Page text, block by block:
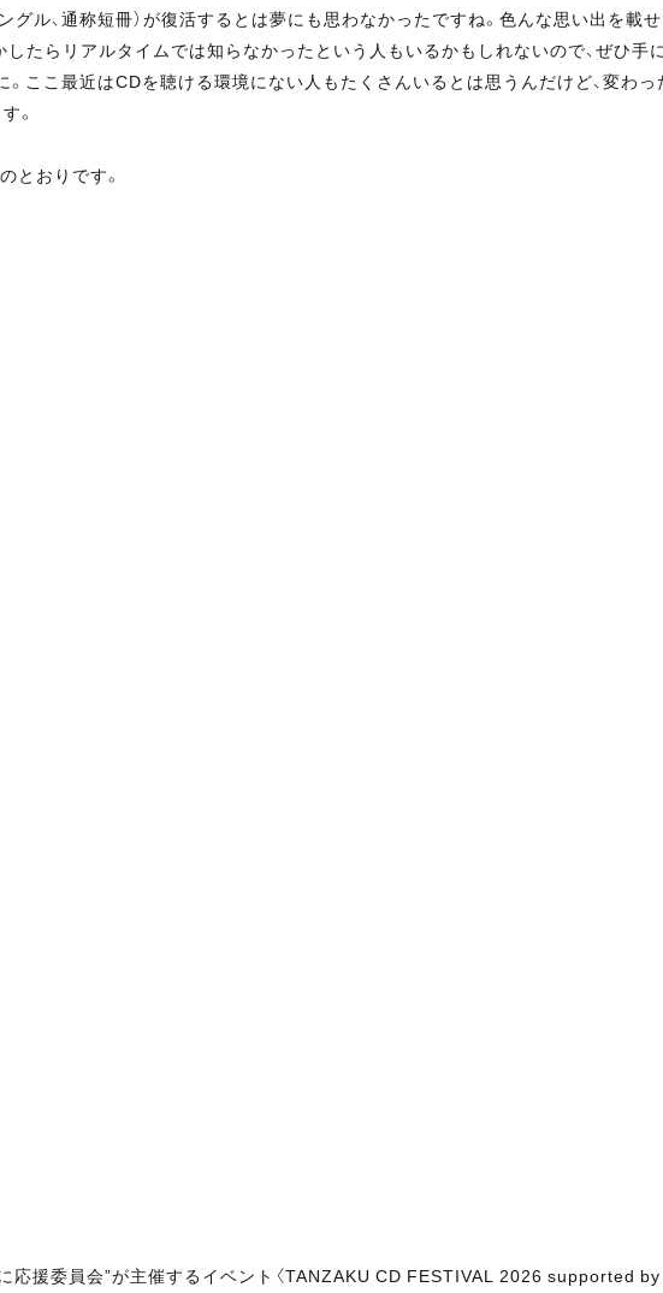
ングル、通称短冊）が復活するとは夢にも思わなかったですね。色んな思い出を載
たらリアルタイムでは知らなかったという人もいるかもしれないので、ぜひ手
。ここ最近はCDを聴ける環境にない人もたくさんいるとは思うんだけど、変わ
。
とおりです。
応援委員会”が主催するイベント〈TANZAKU CD FESTIVAL 2026 supported by